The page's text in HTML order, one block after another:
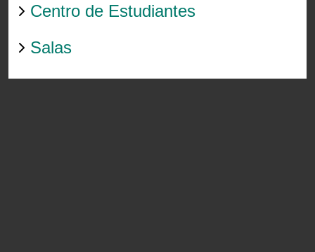
Centro de Estudiantes
Salas